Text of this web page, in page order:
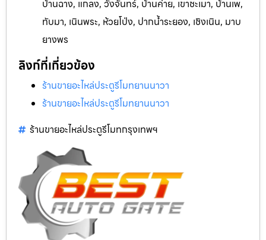
บ้านฉาง, แกลง, วังจันทร์, บ้านค่าย, เขาชะเมา, บ้านเพ,
ทับมา, เนินพระ, ห้วยโป่ง, ปากน้ำระยอง, เชิงเนิน, มาบ
ยางพร
ลิงก์ที่เกี่ยวข้อง
ร้านขายอะไหล่ประตูรีโมทยานนาวา
ร้านขายอะไหล่ประตูรีโมทยานนาวา
ร้านขายอะไหล่ประตูรีโมทกรุงเทพฯ